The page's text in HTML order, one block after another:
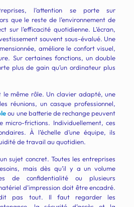
l’attention se porte sur
que le reste de l’environnement de
sur l’efficacité quotidienne. L’écran,
souvent sous-évalué. Une
améliore le confort visuel,
Sur certaines fonctions, un double
plus de gain qu’un ordinateur plus
le même rôle. Un clavier adapté, une
réunions, un casque professionnel,
ou une batterie de rechange peuvent
micro-frictions. Individuellement, ces
À l’échelle d’une équipe, ils
de travail au quotidien.
sujet concret. Toutes les entreprises
mais dès qu’il y a un volume
de confidentialité ou plusieurs
d’impression doit être encadré.
pas tout. Il faut regarder les